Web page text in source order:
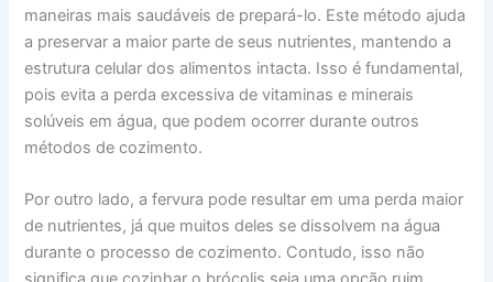
maneiras mais saudáveis de prepará-lo. Este método ajuda
a preservar a maior parte de seus nutrientes, mantendo a
estrutura celular dos alimentos intacta. Isso é fundamental,
pois evita a perda excessiva de vitaminas e minerais
solúveis em água, que podem ocorrer durante outros
métodos de cozimento.
Por outro lado, a fervura pode resultar em uma perda maior
de nutrientes, já que muitos deles se dissolvem na água
durante o processo de cozimento. Contudo, isso não